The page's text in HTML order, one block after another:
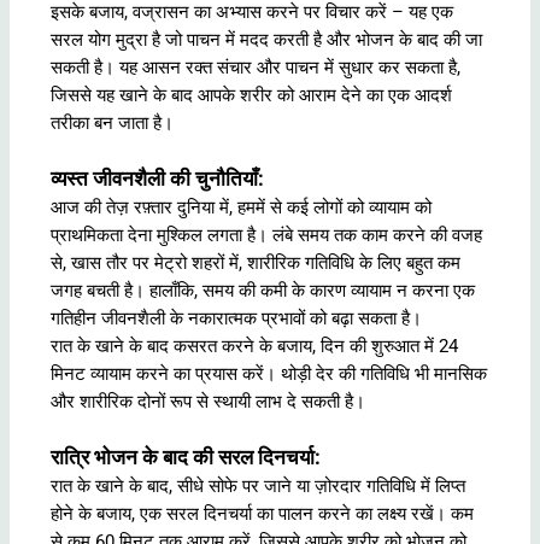
इसके बजाय, वज्रासन का अभ्यास करने पर विचार करें – यह एक
सरल योग मुद्रा है जो पाचन में मदद करती है और भोजन के बाद की जा
सकती है। यह आसन रक्त संचार और पाचन में सुधार कर सकता है,
जिससे यह खाने के बाद आपके शरीर को आराम देने का एक आदर्श
तरीका बन जाता है।
व्यस्त जीवनशैली की चुनौतियाँ:
आज की तेज़ रफ़्तार दुनिया में, हममें से कई लोगों को व्यायाम को
प्राथमिकता देना मुश्किल लगता है। लंबे समय तक काम करने की वजह
से, खास तौर पर मेट्रो शहरों में, शारीरिक गतिविधि के लिए बहुत कम
जगह बचती है। हालाँकि, समय की कमी के कारण व्यायाम न करना एक
गतिहीन जीवनशैली के नकारात्मक प्रभावों को बढ़ा सकता है।
रात के खाने के बाद कसरत करने के बजाय, दिन की शुरुआत में 24
मिनट व्यायाम करने का प्रयास करें। थोड़ी देर की गतिविधि भी मानसिक
और शारीरिक दोनों रूप से स्थायी लाभ दे सकती है।
रात्रि भोजन के बाद की सरल दिनचर्या:
रात के खाने के बाद, सीधे सोफे पर जाने या ज़ोरदार गतिविधि में लिप्त
होने के बजाय, एक सरल दिनचर्या का पालन करने का लक्ष्य रखें। कम